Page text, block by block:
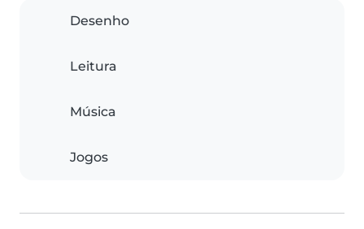
Desenho
Leitura
Música
Jogos